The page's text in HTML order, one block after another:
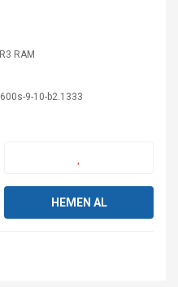
RAM
9-10-b2.1333
HEMEN AL